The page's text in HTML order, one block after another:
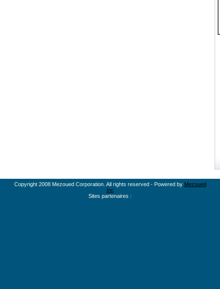
Copyright 2008 Mezoued Corporation. All rights reserved - Powered by Mezoued
Inc
Sites partenaires :